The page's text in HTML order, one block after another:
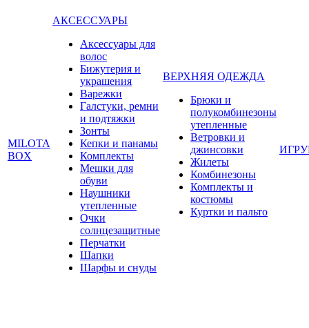
MILOTA
BOX
АКСЕССУАРЫ
Аксессуары для
волос
Бижутерия и
украшения
Варежки
Галстуки, ремни
и подтяжки
Зонты
Кепки и панамы
Комплекты
Мешки для
обуви
Наушники
утепленные
Очки
солнцезащитные
Перчатки
Шапки
Шарфы и снуды
ВЕРХНЯЯ ОДЕЖДА
Брюки и
полукомбинезоны
утепленные
Ветровки и
джинсовки
Жилеты
Комбинезоны
Комплекты и
костюмы
Куртки и пальто